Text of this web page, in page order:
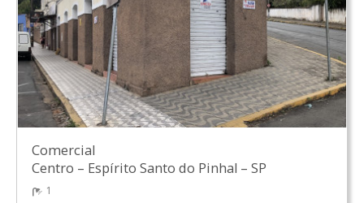
Comercial
Centro – Espírito Santo do Pinhal – SP
1